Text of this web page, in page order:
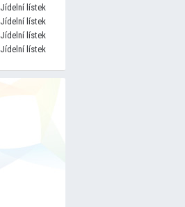
Jídelní lístek
Jídelní lístek
Jídelní lístek
Jídelní lístek